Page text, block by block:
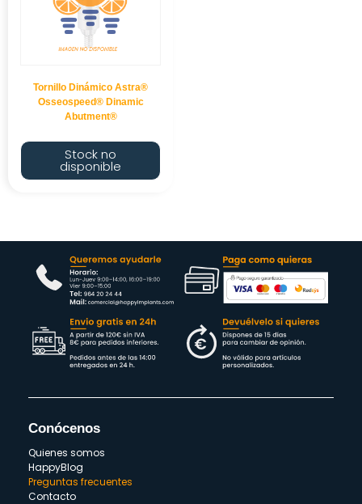
Tornillo Dinámico Astra®
Osseospeed® Dinamic
Abutment®
Stock no
disponible
Conócenos
Quienes somos
HappyBlog
Preguntas frecuentes
Contacto